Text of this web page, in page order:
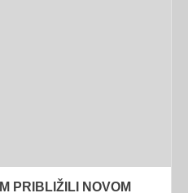
PRIBLIŽILI NOVOM